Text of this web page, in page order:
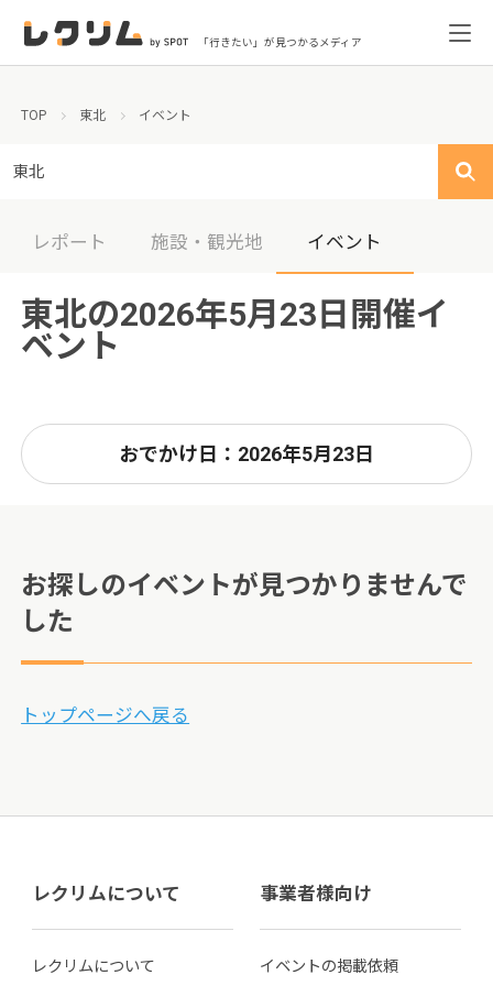
「行きたい」が見つかるメディア
TOP 東北 イベント
東北
レポート 施設・観光地 イベント
東北の2026年5月23日開催イ
ベント
おでかけ日：2026年5月23日
お探しのイベントが見つかりませんで
した
トップページへ戻る
レクリムについて
レクリムについて
事業者様向け
イベントの掲載依頼